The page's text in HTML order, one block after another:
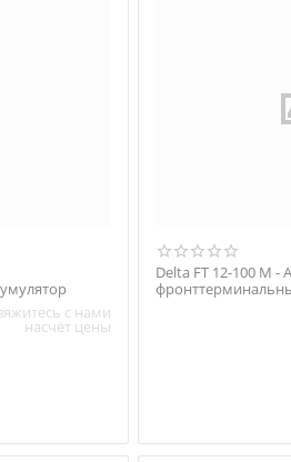
с нами
насчёт цены
Delta FT 12-100 M -